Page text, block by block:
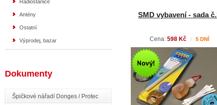
Radiostanice
Antény
Ostatní
Výprodej, bazar
Dokumenty
Špičkové nářadí Donges / Protec
SMD vybavení - sada
Cena: 598 Kč / 5 DNÍ